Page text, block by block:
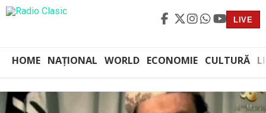
LIVE
HOME NAȚIONAL WORLD ECONOMIE CULTURĂ